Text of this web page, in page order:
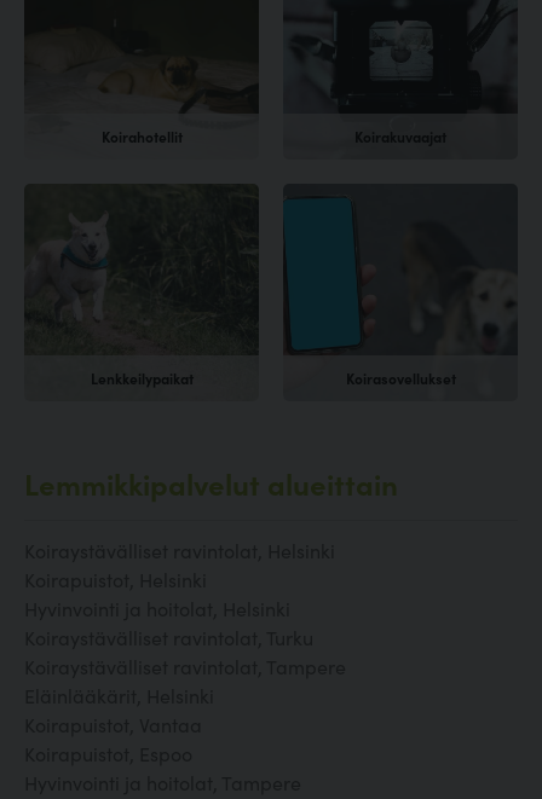
Koirahotellit Koirakuvaajat
Lenkkeilypaikat Koirasovellukset
Lemmikkipalvelut alueittain